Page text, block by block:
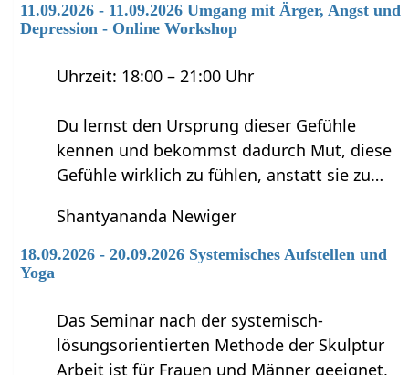
11.09.2026 - 11.09.2026 Umgang mit Ärger, Angst und
Depression - Online Workshop
Uhrzeit: 18:00 – 21:00 Uhr
Du lernst den Ursprung dieser Gefühle
kennen und bekommst dadurch Mut, diese
Gefühle wirklich zu fühlen, anstatt sie zu…
Shantyananda Newiger
18.09.2026 - 20.09.2026 Systemisches Aufstellen und
Yoga
Das Seminar nach der systemisch-
lösungsorientierten Methode der Skulptur
Arbeit ist für Frauen und Männer geeignet,